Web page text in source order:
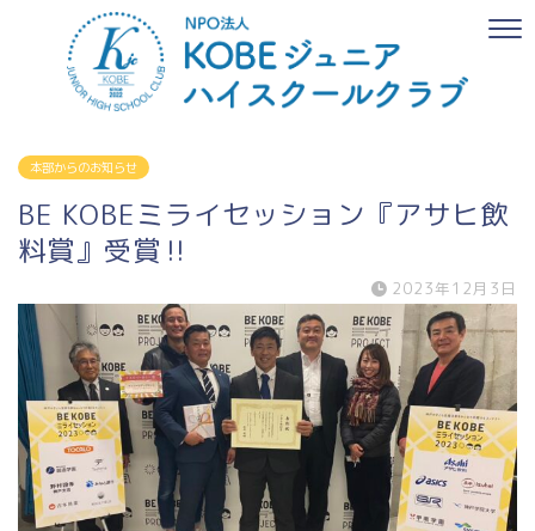
本部からのお知らせ
BE KOBEミライセッション『アサヒ飲
料賞』受賞‼
2023年12月3日